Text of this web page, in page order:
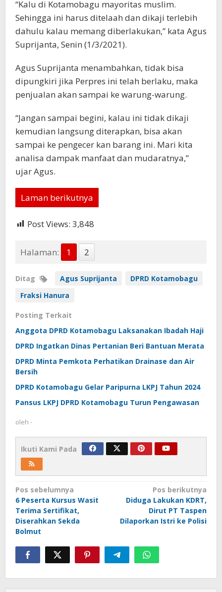
“Kalu di Kotamobagu mayoritas muslim.
Sehingga ini harus ditelaah dan dikaji terlebih
dahulu kalau memang diberlakukan,” kata Agus
Suprijanta, Senin (1/3/2021).
Agus Suprijanta menambahkan, tidak bisa
dipungkiri jika Perpres ini telah berlaku, maka
penjualan akan sampai ke warung-warung.
“Jangan sampai begini, kalau ini tidak dikaji
kemudian langsung diterapkan, bisa akan
sampai ke pengecer kan barang ini. Mari kita
analisa dampak manfaat dan mudaratnya,”
ujar Agus.
Laman berikutnya
Post Views: 3,848
Halaman: 1 2
Ditag Agus Suprijanta
DPRD Kotamobagu
Fraksi Hanura
Posting Terkait
Anggota DPRD Kotamobagu Laksanakan Ibadah Haji
DPRD Ingatkan Dinas Pertanian Beri Bantuan Merata
DPRD Minta Pemkota Perhatikan Drainase dan Air
Bersih
DPRD Kotamobagu Gelar Paripurna LKPJ Tahun 2024
Pansus LKPJ DPRD Kotamobagu Turun Pengawasan
oleh -
Ikuti Kami Pada
Navigasi
pos
Pos sebelumnya
6 Peserta Kursus Wasit
Terima Sertifikat,
Diserahkan Sekda
Bolmut
Pos berikutnya
Diduga Lakukan KDRT,
Dirut PT Taspen
Dilaporkan Istri ke Polisi